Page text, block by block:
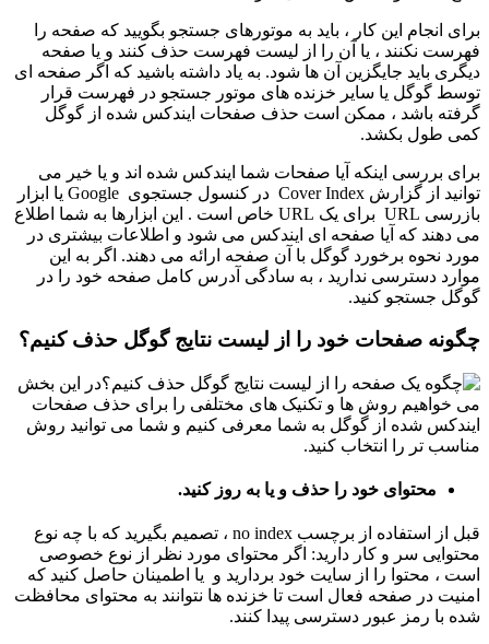
برای انجام این کار ، باید به موتورهای جستجو بگویید که صفحه را
فهرست نکنند ، یا آن را از لیست فهرست حذف کنند و یا صفحه
دیگری باید جایگزین آن ها شود. به یاد داشته باشید که اگر صفحه ای
توسط گوگل یا سایر خزنده های موتور جستجو در فهرست قرار
گرفته باشد ، ممکن است حذف صفحات ایندکس شده از گوگل
کمی طول بکشد.
برای بررسی اینکه آیا صفحات شما ایندکس شده اند و یا خیر می
توانید از گزارش Cover Index در کنسول جستجوی Google یا ابزار
بازرسی URL برای یک URL خاص است . این ابزارها به شما اطلاع
می دهند که آیا صفحه ای ایندکس می شود و اطلاعات بیشتری در
مورد نحوه برخورد گوگل با آن صفحه ارائه می دهند. اگر به این
موارد دسترسی ندارید ، به سادگی آدرس کامل صفحه خود را در
گوگل جستجو کنید.
چگونه صفحات خود را از لیست نتایج گوگل حذف کنیم؟
در این بخش
می خواهیم روش ها و تکنیک های مختلفی را برای حذف صفحات
ایندکس شده از گوگل به شما معرفی کنیم و شما می توانید روش
مناسب تر را انتخاب کنید.
محتوای خود را حذف و یا به روز کنید.
قبل از استفاده از برچسب no index ، تصمیم بگیرید که با چه نوع
محتوایی سر و کار دارید: اگر محتوای مورد نظر از نوع خصوصی
است ، محتوا را از سایت خود بردارید و یا اطمینان حاصل کنید که
امنیت در صفحه فعال است تا خزنده ها نتوانند به محتوای محافظت
شده با رمز عبور دسترسی پیدا کنند.